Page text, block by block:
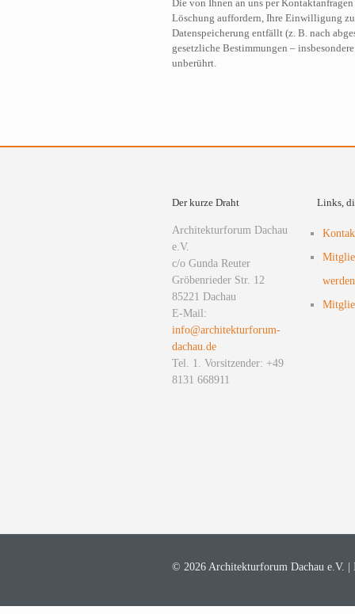
Die von Ihnen an uns per
Löschung auffordern, Ihre Einwilligung
Datenspeicherung entfällt (z. B. nach
gesetzliche Bestimmungen –
unberührt.
Der kurze Draht
Architekturforum Dachau
e.V.
c/o Gunda Reuter
Gröbenrieder Str. 12
85221 Dachau
E-Mail:
info@architekturforum-
dachau.de
Tel. 1. Vorsitzender: +49
8131 668911
Links,
werden
© 2026 Architekturforum Dachau e.V. |